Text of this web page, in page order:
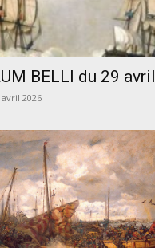
BELLI du 29 avril
avril 2026